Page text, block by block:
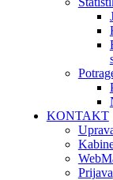
KONTAKT
Prijava